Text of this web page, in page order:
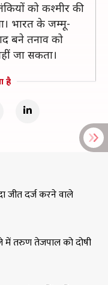
को कश्मीर की
भारत के जम्मू-
बने तनाव को
जा सकता।
है
जीत दर्ज करने वाले
में तरुण तेजपाल को दोषी